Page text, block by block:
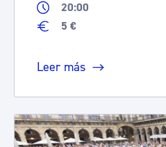
20:00
5 €
Leer más